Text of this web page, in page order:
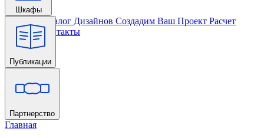
Шкафы
Главная Каталог Дизайнов Создадим Ваш Проект Расчет
Проекта Контакты
Публикации
Главная
Партнерство
Главная